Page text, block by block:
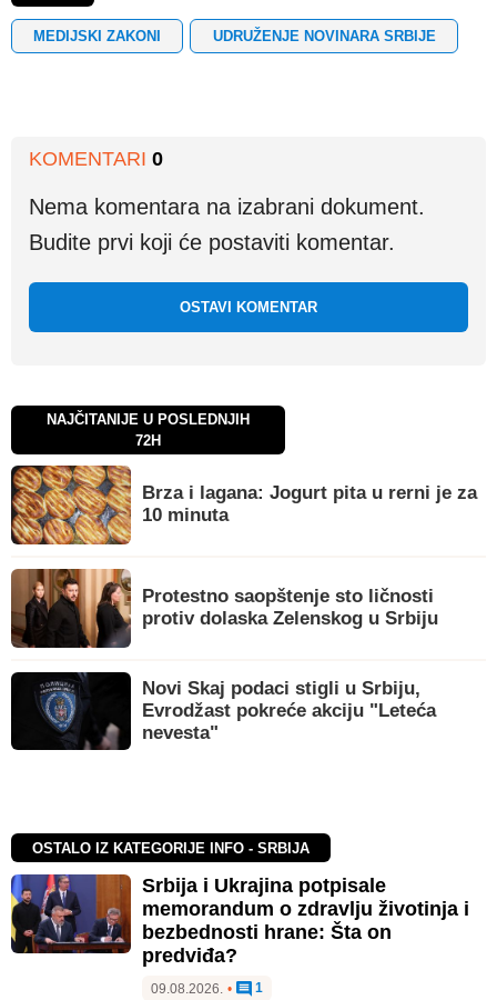
MEDIJSKI ZAKONI UDRUŽENJE NOVINARA SRBIJE
KOMENTARI 0
Nema komentara na izabrani dokument.
Budite prvi koji će postaviti komentar.
OSTAVI KOMENTAR
NAJČITANIJE U POSLEDNJIH
72H
Brza i lagana: Jogurt pita u rerni je za
10 minuta
Protestno saopštenje sto ličnosti
protiv dolaska Zelenskog u Srbiju
Novi Skaj podaci stigli u Srbiju,
Evrodžast pokreće akciju "Leteća
nevesta"
OSTALO IZ KATEGORIJE INFO - SRBIJA
Srbija i Ukrajina potpisale
memorandum o zdravlju životinja i
bezbednosti hrane: Šta on
predviđa?
09.08.2026. • 1